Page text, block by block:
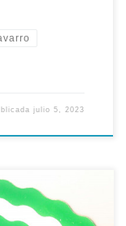
julio 5, 2023